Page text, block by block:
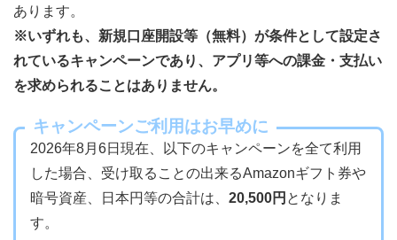
あります。
※いずれも、新規口座開設等（無料）が条件として設定さ
れているキャンペーンであり、アプリ等への課金・支払い
を求められることはありません。
キャンペーンご利用はお早めに
2026年8月6日現在、以下のキャンペーンを全て利用
した場合、受け取ることの出来るAmazonギフト券や
暗号資産、日本円等の合計は、 20,500円 となりま
す。